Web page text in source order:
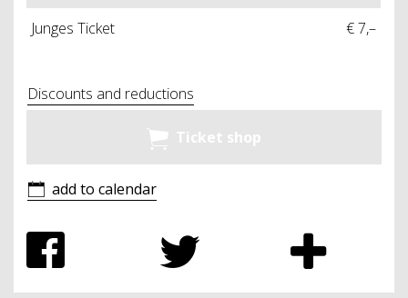
Junges Ticket
€ 7,–
Discounts and reductions
Ticket shop
add to calendar